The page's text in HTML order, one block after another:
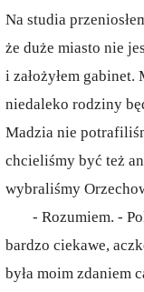
Na studia
że duże miasto nie
i założyłem gabinet.
niedaleko rodziny
Madzia nie
chcieliśmy być też
wybraliśmy
- Rozumiem. -
bardzo ciekawe,
była moim zdaniem